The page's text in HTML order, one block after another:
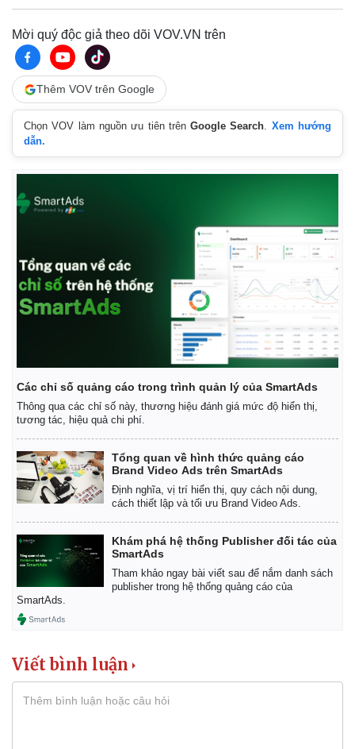
Mời quý độc giả theo dõi VOV.VN trên
Thêm VOV trên Google
Chọn VOV làm nguồn ưu tiên trênGoogle Search. Xem hướng
dẫn.
Các chỉ số quảng cáo trong trình quản lý của SmartAds
Thông qua các chỉ số này, thương hiệu đánh giá mức độ hiển thị,
tương tác, hiệu quả chi phí.
Tổng quan về hình thức quảng cáo
Brand Video Ads trên SmartAds
Định nghĩa, vị trí hiển thị, quy cách nội dung,
cách thiết lập và tối ưu Brand Video Ads.
Khám phá hệ thống Publisher đối tác của
SmartAds
Tham khảo ngay bài viết sau để nắm danh sách
publisher trong hệ thống quảng cáo của
SmartAds.
Viết bình luận